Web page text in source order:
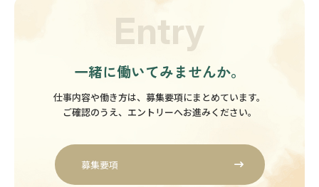
Entry
一緒に働いてみませんか。
仕事内容や働き方は、募集要項にまとめています。
ご確認のうえ、エントリーへお進みください。
募集要項